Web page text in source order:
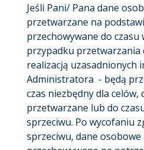
Jeśli Pani/ Pana dane
przetwarzane na
przechowywane do czasu
przypadku przetwarzania
realizacją uzasadnionych
Administratora - będą
czas niezbędny dla celów,
przetwarzane lub do
sprzeciwu. Po wycofaniu
sprzeciwu, dane osobowe